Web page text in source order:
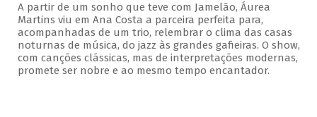
A partir de um sonho que teve com Jamelão, Áurea
Martins viu em Ana Costa a parceira perfeita para,
acompanhadas de um trio, relembrar o clima das casas
noturnas de música, do jazz às grandes gafieiras. O show,
com canções clássicas, mas de interpretações modernas,
promete ser nobre e ao mesmo tempo encantador.